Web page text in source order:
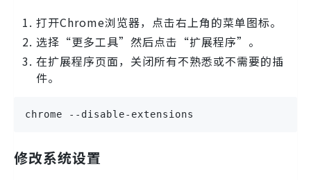
打开Chrome浏览器，点击右上角的菜单图标。
选择“更多工具”然后点击“扩展程序”。
在扩展程序页面，关闭所有不熟悉或不需要的插
件。
chrome --disable-extensions
修改系统设置